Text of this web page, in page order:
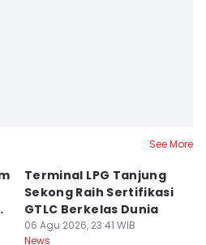
See More
Terminal LPG Tanjung
Sekong Raih Sertifikasi
GTLC Berkelas Dunia
06 Agu 2026, 23:41 WIB
News